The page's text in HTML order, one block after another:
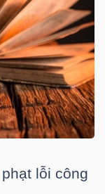
lỗi công